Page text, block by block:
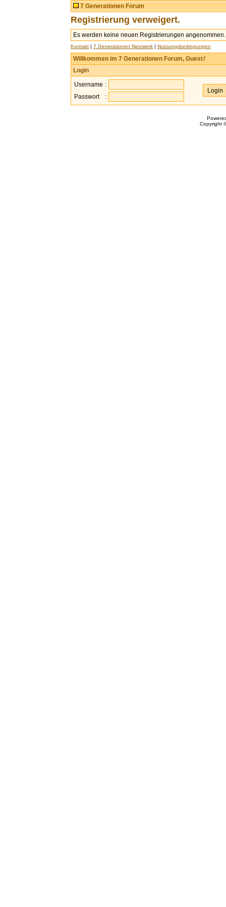
7 Generationen Forum
Registrierung verweigert.
Es werden keine neuen Registrierungen angenommen.
Kontakt | 7 Generationen Netzwerk | Nutzungsbedingungen
Willkommen im 7 Generationen Forum, Guest!
Login
Username :
Passwort
:
Copyright